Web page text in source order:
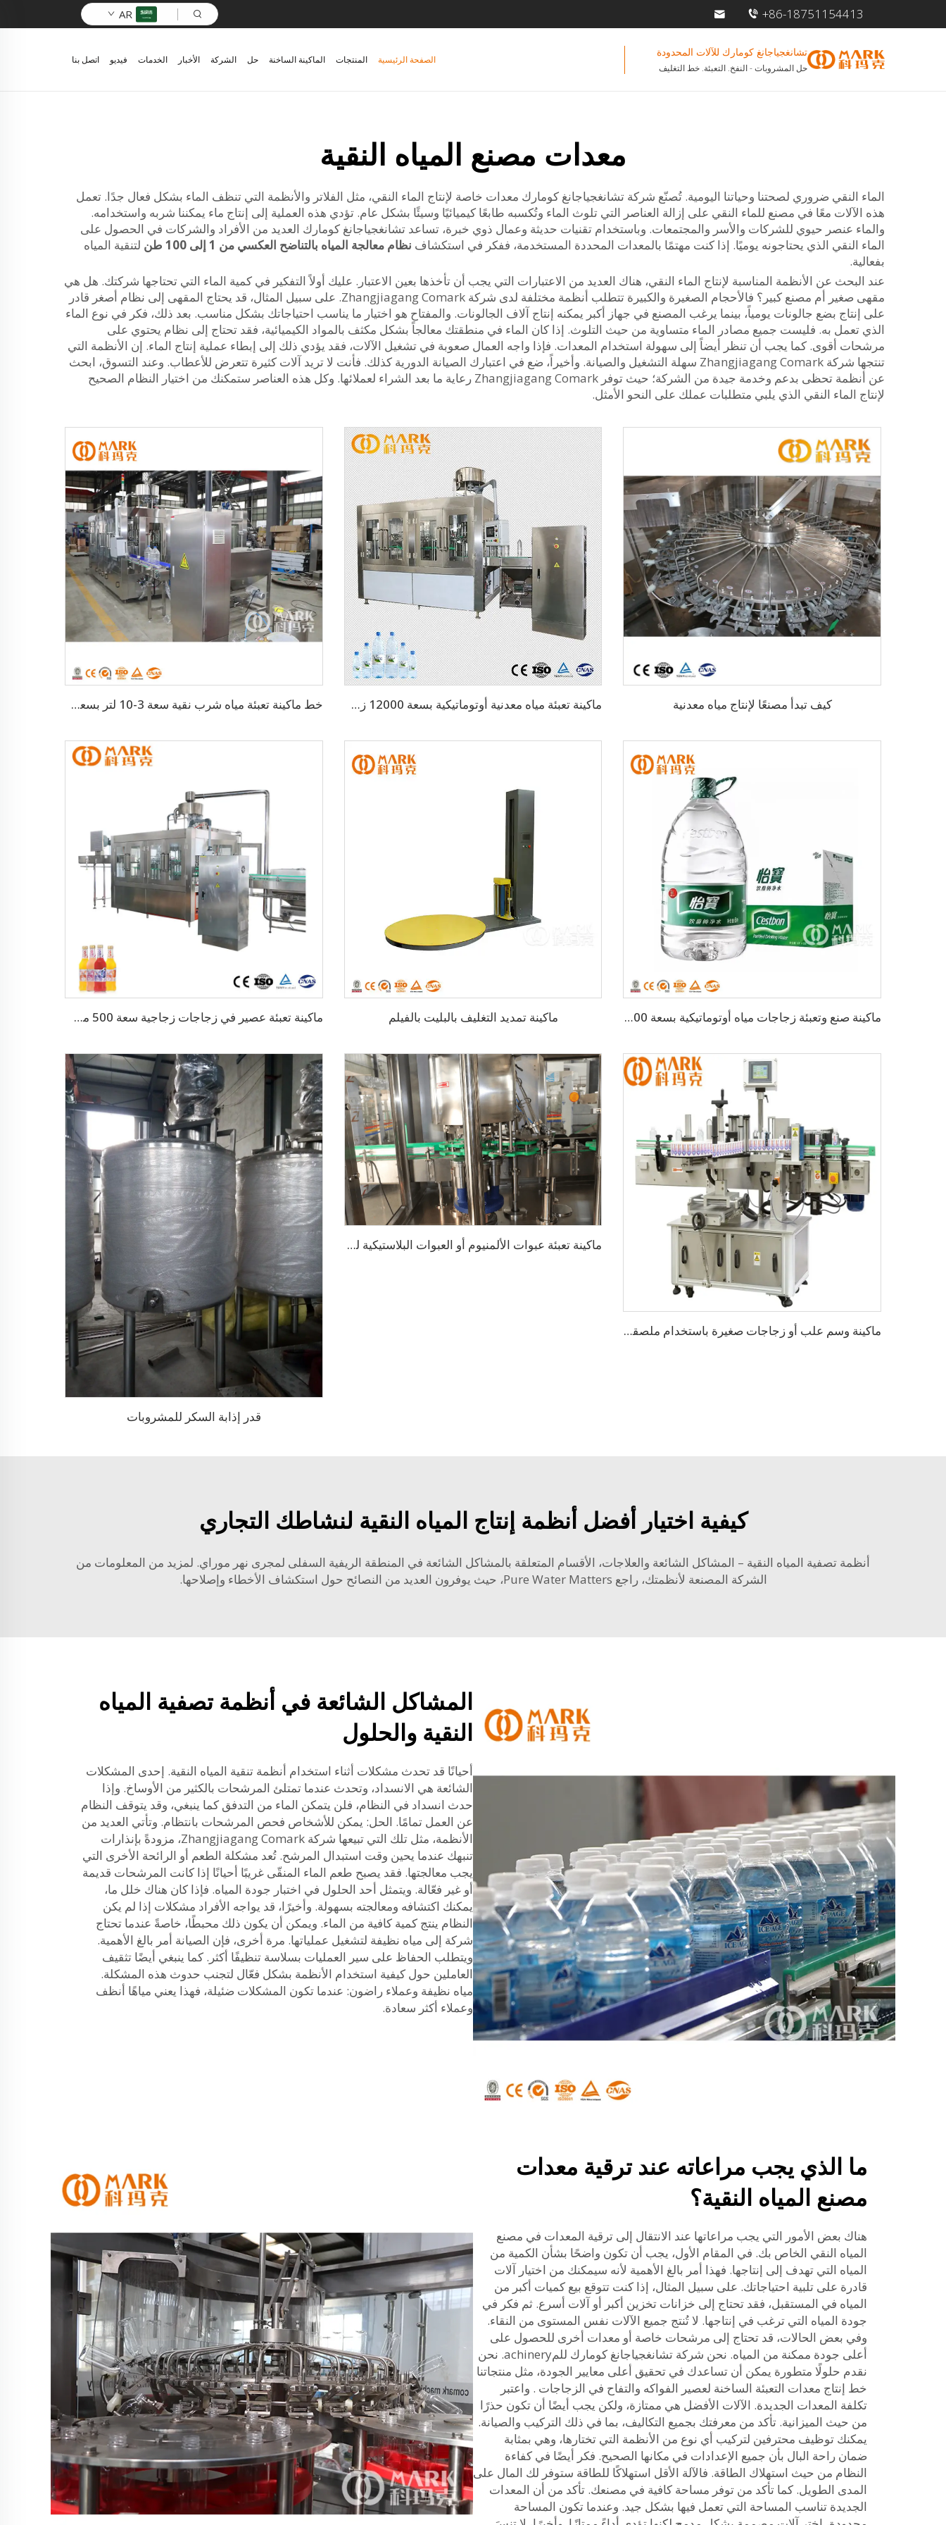
+86-18751154413
AR
تشانغجياجانغ كومارك للآلات المحدودة
حل المشروبات - النفخ. التعبئة. خط التغليف
الصفحة الرئيسية المنتجات الماكينة الساخنة حل الشركة الأخبار الخدمات فيديو اتصل بنا
معدات مصنع المياه النقية
الماء النقي ضروري لصحتنا وحياتنا اليومية. تُصنّع شركة تشانغجياجانغ كومارك معدات خاصة لإنتاج الماء النقي، مثل الفلاتر والأنظمة التي تنظف الماء بشكل فعال جدًا. تعمل
هذه الآلات معًا في مصنع للماء النقي على إزالة العناصر التي تلوث الماء وتُكسبه طابعًا كيميائيًا وسيئًا بشكل عام. تؤدي هذه العملية إلى إنتاج ماء يمكننا شربه واستخدامه.
والماء عنصر حيوي للشركات والأسر والمجتمعات. وباستخدام تقنيات حديثة وعمال ذوي خبرة، تساعد تشانغجياجانغ كومارك العديد من الأفراد والشركات في الحصول على
الماء النقي الذي يحتاجونه يوميًا. إذا كنت مهتمًا بالمعدات المحددة المستخدمة، ففكر في استكشاف نظام معالجة المياه بالتناضح العكسي من 1 إلى 100 طن
لتنقية المياه
بفعالية.
عند البحث عن الأنظمة المناسبة لإنتاج الماء النقي، هناك العديد من الاعتبارات التي يجب أن تأخذها بعين الاعتبار. عليك أولاً التفكير في كمية الماء التي تحتاجها شركتك. هل هي
مقهى صغير أم مصنع كبير؟ فالأحجام الصغيرة والكبيرة تتطلب أنظمة مختلفة لدى شركة Zhangjiagang Comark. على سبيل المثال، قد يحتاج المقهى إلى نظام أصغر قادر
على إنتاج بضع جالونات يومياً، بينما يرغب المصنع في جهاز أكبر يمكنه إنتاج آلاف الجالونات. والمفتاح هو اختيار ما يناسب احتياجاتك بشكل مناسب. بعد ذلك، فكر في نوع الماء
الذي تعمل به. فليست جميع مصادر الماء متساوية من حيث التلوث. إذا كان الماء في منطقتك معالجاً بشكل مكثف بالمواد الكيميائية، فقد تحتاج إلى نظام يحتوي على
مرشحات أقوى. كما يجب أن تنظر أيضاً إلى سهولة استخدام المعدات. فإذا واجه العمال صعوبة في تشغيل الآلات، فقد يؤدي ذلك إلى إبطاء عملية إنتاج الماء. إن الأنظمة التي
تنتجها شركة Zhangjiagang Comark سهلة التشغيل والصيانة. وأخيراً، ضع في اعتبارك الصيانة الدورية كذلك. فأنت لا تريد آلات كثيرة تتعرض للأعطاب. وعند التسوق، ابحث
عن أنظمة تحظى بدعم وخدمة جيدة من الشركة؛ حيث توفر Zhangjiagang Comark رعاية ما بعد الشراء لعملائها. وكل هذه العناصر ستمكنك من اختيار النظام الصحيح
لإنتاج الماء النقي الذي يلبي متطلبات عملك على النحو الأمثل.
كيف تبدأ مصنعًا لإنتاج مياه معدنية ماكينة تعبئة مياه معدنية أوتوماتيكية بسعة 12000 زجاجة بالساعة (CGF24-24-8) خط ماكينة تعبئة مياه شرب نقية سعة 3-10 لتر بسعة 1,500 زجاجة/ساعة
ماكينة صنع وتعبئة زجاجات مياه أوتوماتيكية بسعة 1000 زجاجة في الساعة سعة 3-10 لتر ماكينة تمديد التغليف بالبليت بالفيلم ماكينة تعبئة عصير في زجاجات زجاجية سعة 500 مل بسعة 3500 زجاجة في الساعة
ماكينة وسم علب أو زجاجات صغيرة باستخدام ملصقات لاصقة
ماكينة تعبئة عبوات الألمنيوم أو العبوات البلاستيكية للمشروبات الغازية الرائجة بسعة 1000-2000 عبوة/ساعة
قدر إذابة السكر للمشروبات
كيفية اختيار أفضل أنظمة إنتاج المياه النقية لنشاطك التجاري
أنظمة تصفية المياه النقية – المشاكل الشائعة والعلاجات، الأقسام المتعلقة بالمشاكل الشائعة في المنطقة الريفية السفلى لمجرى نهر موراي. لمزيد من المعلومات من
الشركة المصنعة لأنظمتك، راجع Pure Water Matters، حيث يوفرون العديد من النصائح حول استكشاف الأخطاء وإصلاحها.
المشاكل الشائعة في أنظمة تصفية المياه
النقية والحلول
أحيانًا قد تحدث مشكلات أثناء استخدام أنظمة تنقية المياه النقية. إحدى المشكلات
الشائعة هي الانسداد، وتحدث عندما تمتلئ المرشحات بالكثير من الأوساخ. وإذا
حدث انسداد في النظام، فلن يتمكن الماء من التدفق كما ينبغي، وقد يتوقف النظام
عن العمل تمامًا. الحل: يمكن للأشخاص فحص المرشحات بانتظام. وتأتي العديد من
الأنظمة، مثل تلك التي تبيعها شركة Zhangjiagang Comark، مزودةً بإنذارات
تنبهك عندما يحين وقت استبدال المرشح. تُعد مشكلة الطعم أو الرائحة الأخرى التي
يجب معالجتها. فقد يصبح طعم الماء المنقّى غريبًا أحيانًا إذا كانت المرشحات قديمة
أو غير فعّالة. ويتمثل أحد الحلول في اختبار جودة المياه. فإذا كان هناك خلل ما،
يمكنك اكتشافه ومعالجته بسهولة. وأخيرًا، قد يواجه الأفراد مشكلات إذا لم يكن
النظام ينتج كمية كافية من الماء. ويمكن أن يكون ذلك محبطًا، خاصةً عندما تحتاج
شركة إلى مياه نظيفة لتشغيل عملياتها. مرة أخرى، فإن الصيانة أمر بالغ الأهمية.
ويتطلب الحفاظ على سير العمليات بسلاسة تنظيفًا أكثر. كما ينبغي أيضًا تثقيف
العاملين حول كيفية استخدام الأنظمة بشكل فعّال لتجنب حدوث هذه المشكلة.
مياه نظيفة وعملاء راضون: عندما تكون المشكلات ضئيلة، فهذا يعني مياهًا أنظف
وعملاء أكثر سعادة.
ما الذي يجب مراعاته عند ترقية معدات
مصنع المياه النقية؟
هناك بعض الأمور التي يجب مراعاتها عند الانتقال إلى ترقية المعدات في مصنع
المياه النقي الخاص بك. في المقام الأول، يجب أن تكون واضحًا بشأن الكمية من
المياه التي تهدف إلى إنتاجها. فهذا أمر بالغ الأهمية لأنه سيمكنك من اختيار آلات
قادرة على تلبية احتياجاتك. على سبيل المثال، إذا كنت تتوقع بيع كميات أكبر من
المياه في المستقبل، فقد تحتاج إلى خزانات تخزين أكبر أو آلات أسرع. ثم فكر في
جودة المياه التي ترغب في إنتاجها. لا تُنتج جميع الآلات نفس المستوى من النقاء.
وفي بعض الحالات، قد تحتاج إلى مرشحات خاصة أو معدات أخرى للحصول على
أعلى جودة ممكنة من المياه. نحن شركة تشانغجياجانغ كومارك للمachinery. نحن
نقدم حلولًا متطورة يمكن أن تساعدك في تحقيق أعلى معايير الجودة، مثل منتجاتنا
خط إنتاج معدات التعبئة الساخنة لعصير الفواكه والتفاح في الزجاجات . واعتبر
تكلفة المعدات الجديدة. الآلات الأفضل هي ممتازة، ولكن يجب أيضًا أن تكون حذرًا
من حيث الميزانية. تأكد من معرفتك بجميع التكاليف، بما في ذلك التركيب والصيانة.
يمكنك توظيف محترفين لتركيب أي نوع من الأنظمة التي تختارها، وهي بمثابة
ضمان راحة البال بأن جميع الإعدادات في مكانها الصحيح. فكر أيضًا في كفاءة
النظام من حيث استهلاك الطاقة. فالآلة الأقل استهلاكًا للطاقة ستوفر لك المال على
المدى الطويل. كما تأكد من توفر مساحة كافية في مصنعك. تأكد من أن المعدات
الجديدة تناسب المساحة التي تعمل فيها بشكل جيد. وعندما تكون المساحة